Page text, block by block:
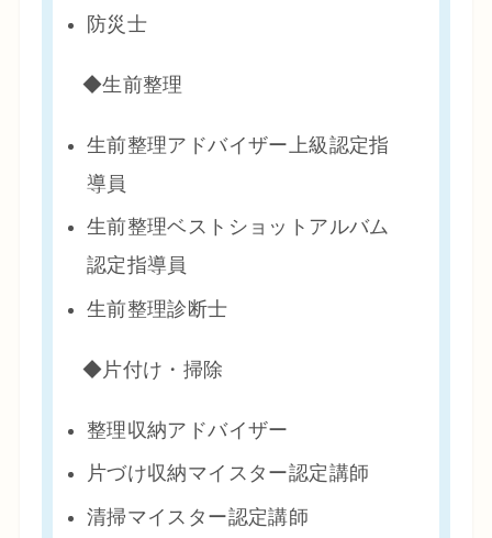
防災士
◆生前整理
生前整理アドバイザー上級認定指
導員
生前整理ベストショットアルバム
認定指導員
生前整理診断士
◆片付け・掃除
整理収納アドバイザー
片づけ収納マイスター認定講師
清掃マイスター認定講師